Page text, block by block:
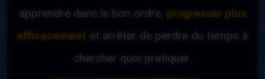
apprendre dans le bon ordre, progresser plus
efficacement et arrêter de perdre du temps à
chercher quoi pratiquer.